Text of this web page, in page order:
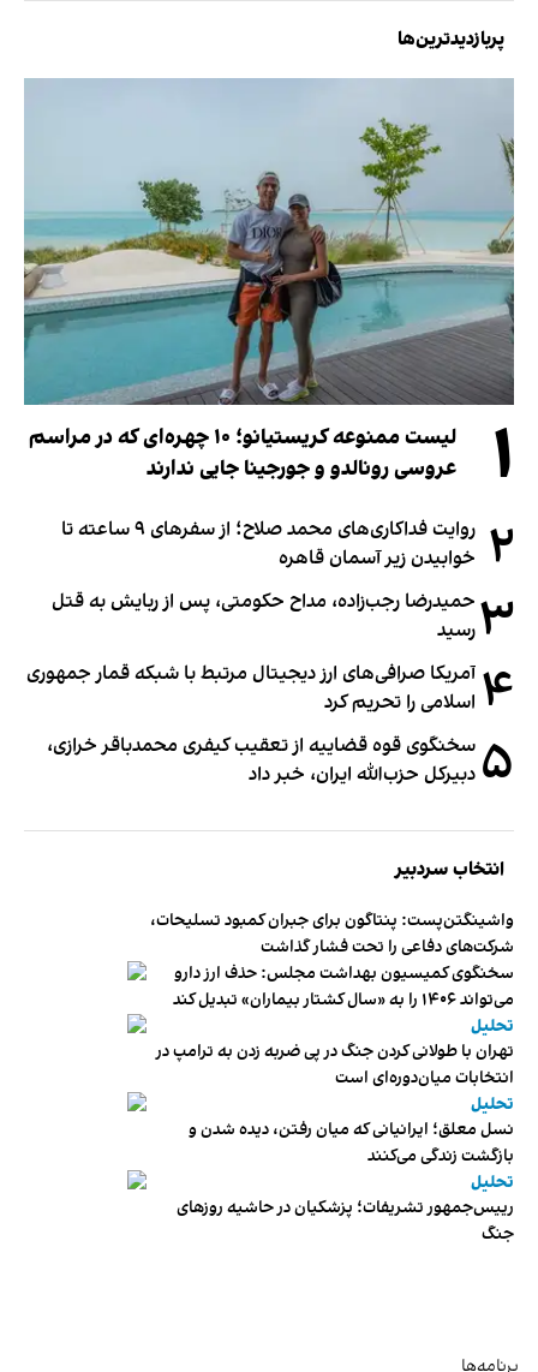
پربازدیدترین‌ها
۱
لیست ممنوعه کریستیانو؛ ۱۰ چهره‌ای که در مراسم
عروسی رونالدو و جورجینا جایی ندارند
۲
روایت فداکاری‌های محمد صلاح؛ از سفرهای ۹ ساعته تا
خوابیدن زیر آسمان قاهره
۳ حمیدرضا رجب‌زاده، مداح حکومتی، پس از ربایش به قتل
رسید
۴ آمریکا صرافی‌های ارز دیجیتال مرتبط با شبکه قمار جمهوری
اسلامی را تحریم کرد
۵ سخنگوی قوه قضاییه از تعقیب کیفری محمدباقر خرازی،
دبیر‌کل حزب‌الله ایران، خبر داد
انتخاب سردبیر
واشینگتن‌پست: پنتاگون برای جبران کمبود تسلیحات،
شرکت‌های دفاعی را تحت فشار گذاشت
سخنگوی کمیسیون بهداشت مجلس: حذف ارز دارو
می‌تواند ۱۴۰۶ را به «سال کشتار بیماران» تبدیل کند
تحلیل
تهران با طولانی کردن جنگ در پی ضربه زدن به ترامپ در
انتخابات میان‌دوره‌ای است
تحلیل
نسل معلق؛ ایرانیانی که میان رفتن، دیده شدن و
بازگشت زندگی می‌کنند
تحلیل
رییس‌جمهور تشریفات؛ پزشکیان در حاشیه روزهای
جنگ
برنامه‌ها